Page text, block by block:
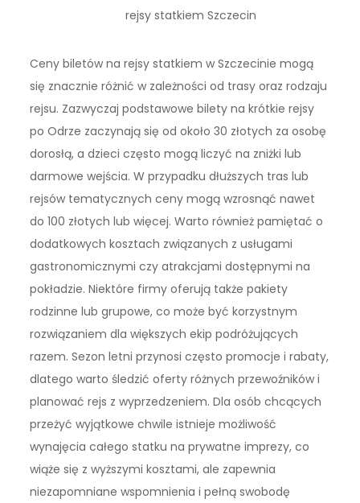
rejsy statkiem Szczecin
Ceny biletów na rejsy statkiem w Szczecinie mogą
się znacznie różnić w zależności od trasy oraz rodzaju
rejsu. Zazwyczaj podstawowe bilety na krótkie rejsy
po Odrze zaczynają się od około 30 złotych za osobę
dorosłą, a dzieci często mogą liczyć na zniżki lub
darmowe wejścia. W przypadku dłuższych tras lub
rejsów tematycznych ceny mogą wzrosnąć nawet
do 100 złotych lub więcej. Warto również pamiętać o
dodatkowych kosztach związanych z usługami
gastronomicznymi czy atrakcjami dostępnymi na
pokładzie. Niektóre firmy oferują także pakiety
rodzinne lub grupowe, co może być korzystnym
rozwiązaniem dla większych ekip podróżujących
razem. Sezon letni przynosi często promocje i rabaty,
dlatego warto śledzić oferty różnych przewoźników i
planować rejs z wyprzedzeniem. Dla osób chcących
przeżyć wyjątkowe chwile istnieje możliwość
wynajęcia całego statku na prywatne imprezy, co
wiąże się z wyższymi kosztami, ale zapewnia
niezapomniane wspomnienia i pełną swobodę